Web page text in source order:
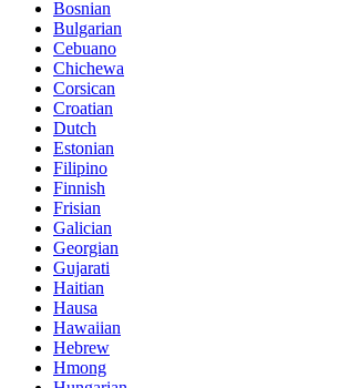
Bosnian
Bulgarian
Cebuano
Chichewa
Corsican
Croatian
Dutch
Estonian
Filipino
Finnish
Frisian
Galician
Georgian
Gujarati
Haitian
Hausa
Hawaiian
Hebrew
Hmong